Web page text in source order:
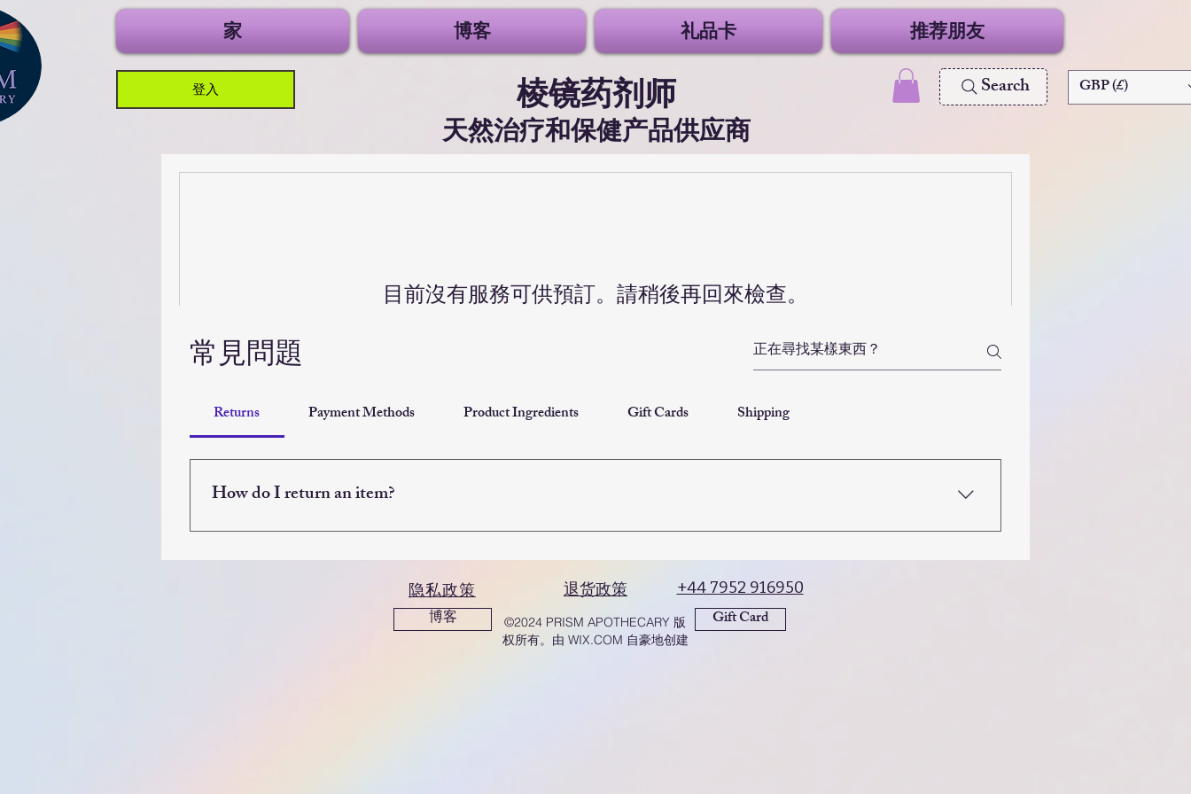
家 博客 礼品卡 推荐朋友
登入 棱镜药剂师
天然治疗和保健产品供应商
Search GBP (£)
目前沒有服務可供預訂。請稍後再回來檢查。
常見問題
Returns Payment Methods Product Ingredients Gift Cards Shipping
How do I return an item?
隐私政策 退货政策 +44 7952 916950
博客
©2024 PRISM APOTHECARY 版
权所有。由 WIX.COM 自豪地创建
Gift Card